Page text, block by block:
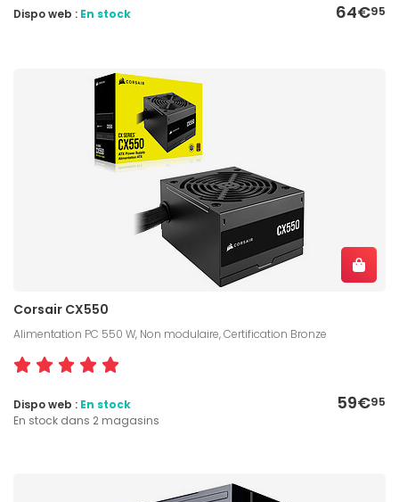
64€95
Dispo web : En stock
Corsair CX550
Alimentation PC 550 W, Non modulaire, Certification Bronze
59€95
Dispo web : En stock
En stock dans 2 magasins